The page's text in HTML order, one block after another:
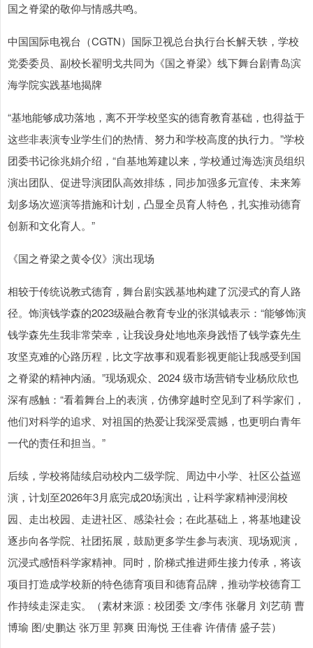
国之脊梁的敬仰与情感共鸣。
中国国际电视台（CGTN）国际卫视总台执行台长解天轶，学校
党委委员、副校长翟明戈共同为《国之脊梁》线下舞台剧青岛滨
海学院实践基地揭牌
“基地能够成功落地，离不开学校坚实的德育教育基础，也得益于
这些非表演专业学生们的热情、努力和学校高度的执行力。”学校
团委书记徐兆娟介绍，“自基地筹建以来，学校通过海选演员组织
演出团队、促进导演团队高效排练，同步加强多元宣传、未来筹
划多场次巡演等措施和计划，凸显全员育人特色，扎实推动德育
创新和文化育人。”
《国之脊梁之黄令仪》演出现场
相较于传统说教式德育，舞台剧实践基地构建了沉浸式的育人路
径。饰演钱学森的2023级融合教育专业的张淇钺表示：“能够饰演
钱学森先生我非常荣幸，让我设身处地地亲身践悟了钱学森先生
攻坚克难的心路历程，比文字故事和观看影视更能让我感受到国
之脊梁的精神内涵。”现场观众、2024 级市场营销专业杨欣欣也
深有感触：“看着舞台上的表演，仿佛穿越时空见到了科学家们，
他们对科学的追求、对祖国的热爱让我深受震撼，也更明白青年
一代的责任和担当。”
后续，学校将陆续启动校内二级学院、周边中小学、社区公益巡
演，计划至2026年3月底完成20场演出，让科学家精神浸润校
园、走出校园、走进社区、感染社会；在此基础上，将基地建设
逐步向各学院、社团拓展，鼓励更多学生参与表演、现场观演，
沉浸式感悟科学家精神。同时，阶梯式推进师生接力传承，将该
项目打造成学校新的特色德育项目和德育品牌，推动学校德育工
作持续走深走实。（素材来源：校团委 文/李伟 张馨月 刘艺萌 曹
博瑜 图/史鹏达 张万里 郭爽 田海悦 王佳睿 许倩倩 盛子芸）